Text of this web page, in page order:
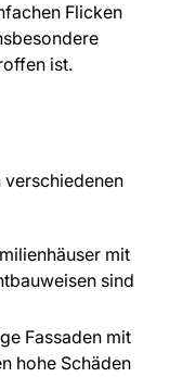
Flicken
ist.
verschiedenen
mit
sind
Fassaden mit
hohe Schäden